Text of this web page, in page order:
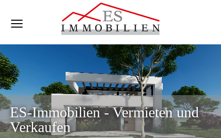
ES-Immobilien - Vermieten und
Verkaufen